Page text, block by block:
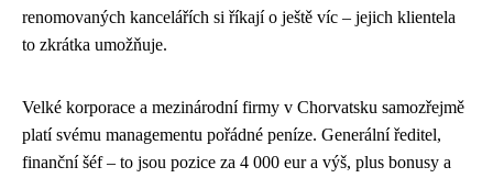
renomovaných kancelářích si říkají o ještě víc – jejich klientela
to zkrátka umožňuje.
Velké korporace a mezinárodní firmy v Chorvatsku samozřejmě
platí svému managementu pořádné peníze. Generální ředitel,
finanční šéf – to jsou pozice za 4 000 eur a výš, plus bonusy a